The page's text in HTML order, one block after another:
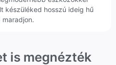
készüléked hosszú ideig hű
maradjon.
is megnézték